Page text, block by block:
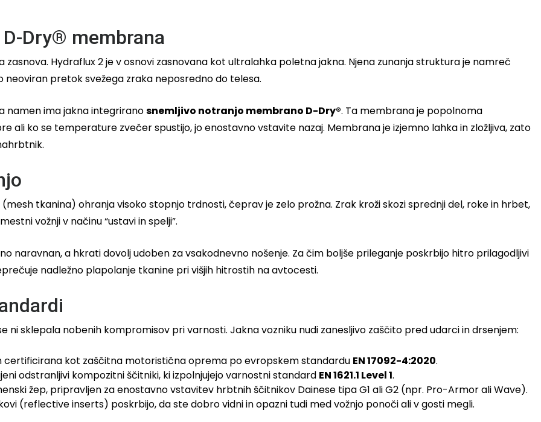
Dry® membrana
Hydraflux 2 je v osnovi zasnovana kot ultralahka poletna jakna. Njena zunanja struktura je namreč
pretok svežega zraka neposredno do telesa.
namen ima jakna integriranosnemljivo notranjo membrano D-Dry®. Ta membrana je popolnoma
ali ko se temperature zvečer spustijo, jo enostavno vstavite nazaj. Membrana je izjemno lahka in zložljiva, zato
tkanina) ohranja visoko stopnjo trdnosti, čeprav je zelo prožna. Zrak kroži skozi sprednji del, roke in hrbet,
vožnji v načinu “ustavi in spelji”.
naravnan, a hkrati dovolj udoben za vsakodnevno nošenje. Za čim boljše prileganje poskrbijo hitro prilagodljivi
nadležno plapolanje tkanine pri višjih hitrostih na avtocesti.
ni sklepala nobenih kompromisov pri varnosti. Jakna vozniku nudi zanesljivo zaščito pred udarci in drsenjem:
certificirana kot zaščitna motoristična oprema po evropskem standardu EN 17092-4:2020.
odstranljivi kompozitni ščitniki, ki izpolnjujejo varnostni standard EN 1621.1 Level 1.
žep, pripravljen za enostavno vstavitev hrbtnih ščitnikov Dainese tipa G1 ali G2 (npr. Pro-Armor ali Wave).
(reflective inserts) poskrbijo, da ste dobro vidni in opazni tudi med vožnjo ponoči ali v gosti megli.